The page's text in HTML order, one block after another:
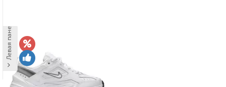
Левая панель